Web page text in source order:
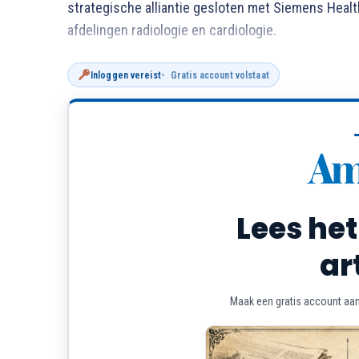
strategische alliantie gesloten met Siemens
afdelingen radiologie en cardiologie.
Inloggen vereist Gratis account volstaat
Lees
Maak een gratis account